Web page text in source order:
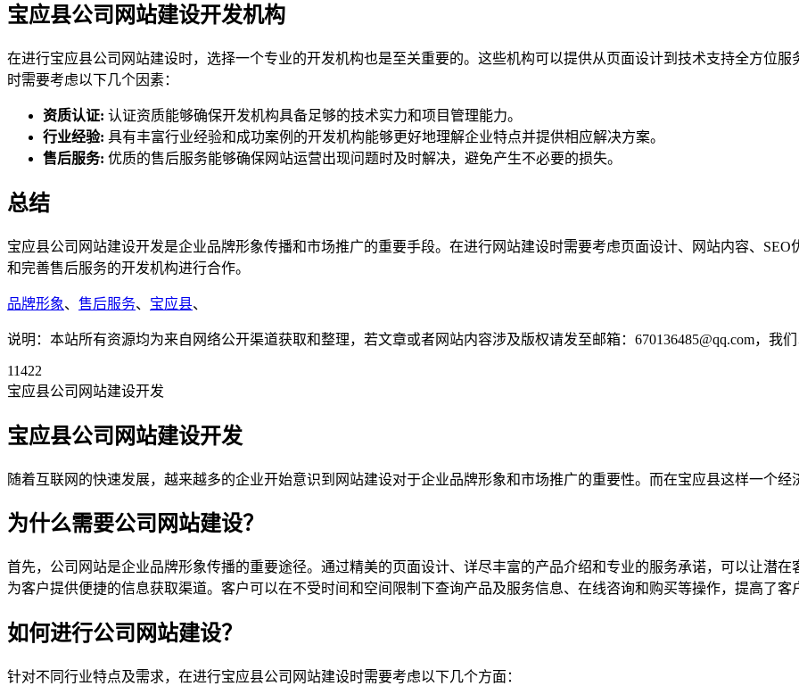
宝应县公司网站建设开发机构
在进行宝应县公司网站建设时，选择一个专业的开发机构也是至关重要的。这些机构可以提供从页面设计到技术支持全方位
时需要考虑以下几个因素：
资质认证: 认证资质能够确保开发机构具备足够的技术实力和项目管理能力。
行业经验: 具有丰富行业经验和成功案例的开发机构能够更好地理解企业特点并提供相应解决方案。
售后服务: 优质的售后服务能够确保网站运营出现问题时及时解决，避免产生不必要的损失。
总结
宝应县公司网站建设开发是企业品牌形象传播和市场推广的重要手段。在进行网站建设时需要考虑页面设计、网站内容、
和完善售后服务的开发机构进行合作。
品牌形象、 售后服务、 宝应县、
说明：本站所有资源均为来自网络公开渠道获取和整理，若文章或者网站内容涉及版权请发至邮箱：670136485@qq.com，我
11422
宝应县公司网站建设开发
宝应县公司网站建设开发
随着互联网的快速发展，越来越多的企业开始意识到网站建设对于企业品牌形象和市场推广的重要性。而在宝应县这样一个
为什么需要公司网站建设？
首先，公司网站是企业品牌形象传播的重要途径。通过精美的页面设计、详尽丰富的产品介绍和专业的服务承诺，可以让潜
为客户提供便捷的信息获取渠道。客户可以在不受时间和空间限制下查询产品及服务信息、在线咨询和购买等操作，提高了客
如何进行公司网站建设？
针对不同行业特点及需求，在进行宝应县公司网站建设时需要考虑以下几个方面：